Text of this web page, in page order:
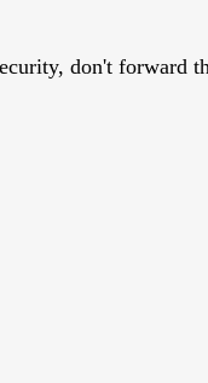
don't forward